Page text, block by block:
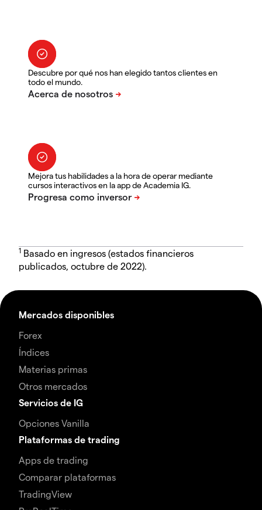
Descubre por qué nos han elegido tantos clientes en
todo el mundo.
Mejora tus habilidades a la hora de operar mediante
cursos interactivos en la app de Academia IG.
1 Basado en ingresos (estados financieros
publicados, octubre de 2022).
Mercados disponibles
Forex
Índices
Materias primas
Otros mercados
Servicios de IG
Opciones Vanilla
Plataformas de trading
Apps de trading
Comparar plataformas
TradingView